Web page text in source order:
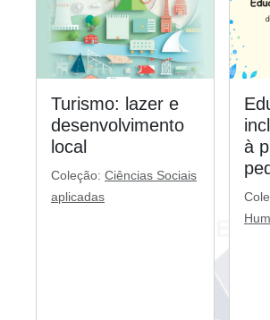
Turismo: lazer e
desenvolvimento
local
Coleção: Ciências Sociais
aplicadas
à